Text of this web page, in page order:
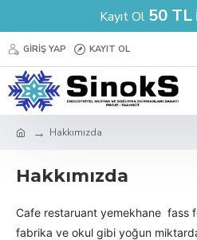
Kayıt Ol 50 TL
GIRIŞ YAP KAYIT OL
Hakkımızda
Hakkımızda
Cafe restaruant yemekhane fass
fabrika ve okul gibi yoğun